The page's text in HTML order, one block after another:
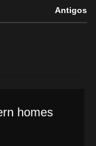
Antigos
homes